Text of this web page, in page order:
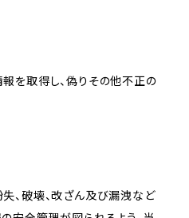
を取得し、偽りその他不正の
、破壊、改ざん及び漏洩など